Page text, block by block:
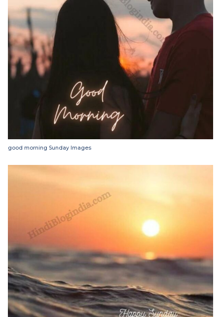
good morning Sunday Images